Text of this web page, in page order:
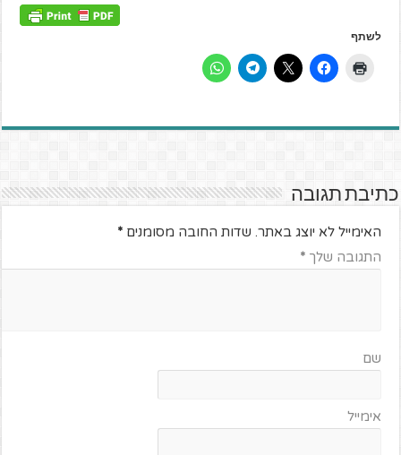
לשתף
כתיבת תגובה
האימייל לא יוצג באתר. שדות החובה מסומנים*
התגובה שלך*
שם
אימייל